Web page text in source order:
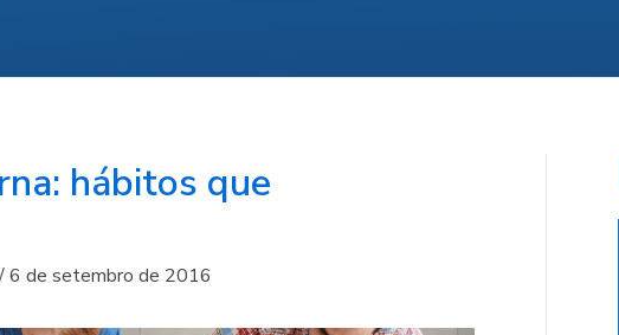
hábitos que
/6 de setembro de 2016